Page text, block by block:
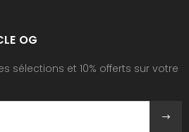
OG
sélections et 10% offerts sur votre